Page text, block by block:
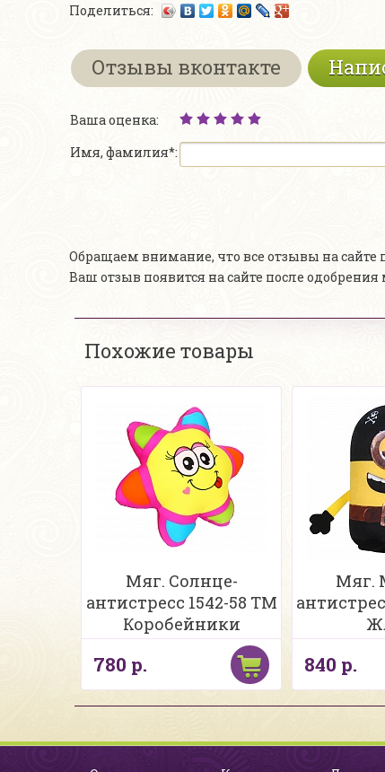
Поделиться:
Отзывы вконтакте
Ваша оценка:
Имя, фамилия*:
Обращаем внимание, что все отзывы на
Ваш отзыв появится на сайте после
Похожие товары
Мяг. Солнце-
антистресс 1542-58 ТМ
Коробейники
780 р.
Мяг.
840 р.